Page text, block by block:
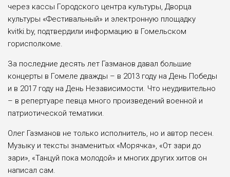
через кассы Городского центра культуры, Дворца
культуры «Фестивальный» и электронную площадку
kvitki.by, подтвердили информацию в Гомельском
горисполкоме.
За последние десять лет Газманов давал большие
концерты в Гомеле дважды – в 2013 году на День Победы
и в 2017 году на День Независимости. Что неудивительно
– в репертуаре певца много произведений военной и
патриотической тематики.
Олег Газманов не только исполнитель, но и автор песен.
Музыку и тексты знаменитых «Морячка», «От зари до
зари», «Танцуй пока молодой» и многих других хитов он
написал сам.